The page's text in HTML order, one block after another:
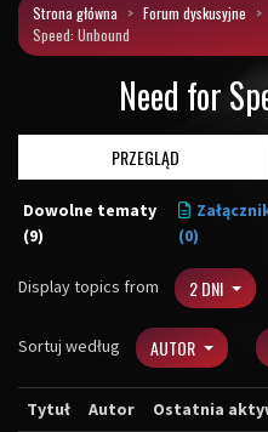
Strona główna Forum dyskusyjne
Speed: Unbound
Need for
PRZEGLĄD
Dowolne tematy
(9)
(0)
Display topics from 2 DNI
Sortuj według AUTOR
Tytuł Autor Ostatnia